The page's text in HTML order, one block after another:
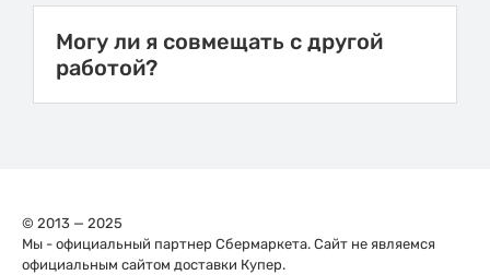
Могу ли я совмещать с другой
работой?
© 2013 — 2025
Мы - официальный партнер Сбермаркета. Сайт не являемся
официальным сайтом доставки Купер.